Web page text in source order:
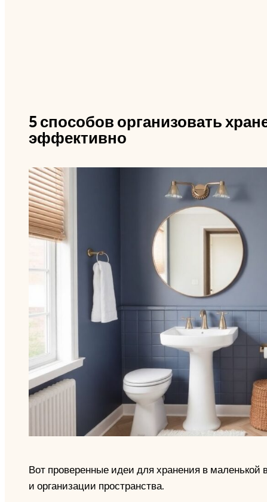
5 способов организовать
эффективно
Вот проверенные идеи для хранения в маленькой
и организации пространства.